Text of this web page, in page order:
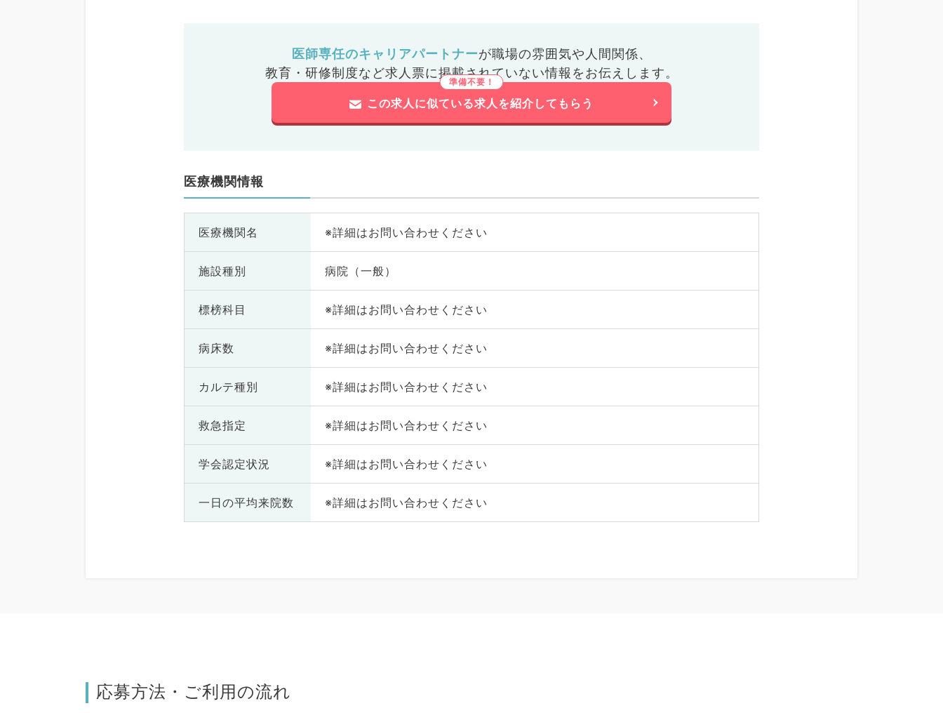
医師専任のキャリアパートナーが職場の雰囲気や人間関係、
教育・研修制度など求人票に掲載されていない情報をお伝えします。
この求人に似ている求人を紹介してもらう
医療機関情報
医療機関名 ※詳細はお問い合わせください
施設種別 病院（一般）
標榜科目 ※詳細はお問い合わせください
病床数 ※詳細はお問い合わせください
カルテ種別 ※詳細はお問い合わせください
救急指定 ※詳細はお問い合わせください
学会認定状況 ※詳細はお問い合わせください
一日の平均来院数 ※詳細はお問い合わせください
応募方法・ご利用の流れ